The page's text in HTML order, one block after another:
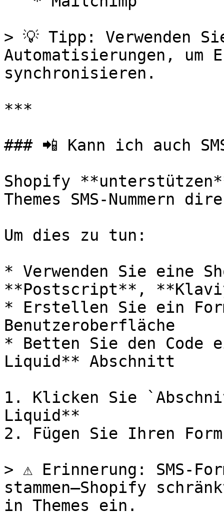
> 💡 Tipp: Verwenden
Automatisierungen, um
synchronisieren.
***
### 📲 Kann ich auch
Shopify
Themes SMS-Nummern
Um dies zu tun:
* Verwenden Sie eine
**Postscript**,
* Erstellen Sie ein
Benutzeroberfläche
* Betten Sie den Code
Liquid** Abschnitt
1. Klicken Sie
Liquid**
2. Fügen Sie Ihren
> ⚠️ Erinnerung: SMS-
stammen—Shopify
in Themes ein.